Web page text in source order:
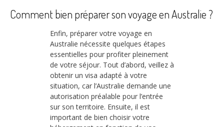
Comment bien préparer son voyage en Australie ?
Enfin, préparer votre voyage en
Australie nécessite quelques étapes
essentielles pour profiter pleinement
de votre séjour. Tout d’abord, veillez à
obtenir un visa adapté à votre
situation, car l’Australie demande une
autorisation préalable pour l’entrée
sur son territoire. Ensuite, il est
important de bien choisir votre